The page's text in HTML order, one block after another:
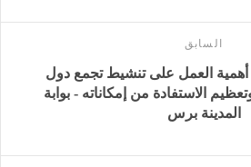
السابق
أهمية العمل على تنشيط تجمع دول
الاستفادة من إمكاناته - بوابة
المدينة برس